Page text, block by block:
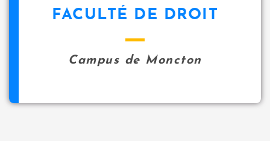
FACULTÉ DE DROIT
Campus de Moncton